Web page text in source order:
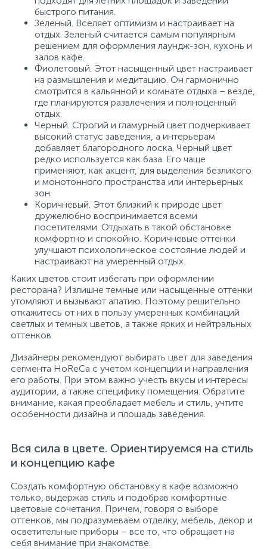
быстрого питания.
Зеленый. Вселяет оптимизм и настраивает на
отдых. Зеленый считается самым популярным
решением для оформления лаундж-зон, кухонь и
залов кафе.
Фиолетовый. Этот насыщенный цвет настраивает
на размышления и медитацию. Он гармонично
смотрится в кальянной и комнате отдыха – везде,
где планируются развлечения и полноценный
отдых.
Черный. Строгий и гламурный цвет подчеркивает
высокий статус заведения, а интерьерам
добавляет благородного лоска. Черный цвет
редко используется как база. Его чаще
применяют, как акцент, для выделения безликого
и монотонного пространства или интерьерных
зон.
Коричневый. Этот близкий к природе цвет
дружелюбно воспринимается всеми
посетителями. Отдыхать в такой обстановке
комфортно и спокойно. Коричневые оттенки
улучшают психологическое состояние людей и
настраивают на умеренный отдых.
Каких цветов стоит избегать при оформлении
ресторана? Излишне темные или насыщенные оттенки
утомляют и вызывают апатию. Поэтому решительно
откажитесь от них в пользу умеренных комбинаций
светлых и темных цветов, а также ярких и нейтральных
оттенков.
Дизайнеры рекомендуют выбирать цвет для заведения
сегмента HoReCa с учетом концепции и направления
его работы. При этом важно учесть вкусы и интересы
аудитории, а также специфику помещения. Обратите
внимание, какая преобладает мебель и стиль, учтите
особенности дизайна и площадь заведения.
Вся сила в цвете. Ориентируемся на стиль
и концепцию кафе
Создать комфортную обстановку в кафе возможно
только, выдержав стиль и подобрав комфортные
цветовые сочетания. Причем, говоря о выборе
оттенков, мы подразумеваем отделку, мебель, декор и
осветительные приборы – все то, что обращает на
себя внимание при знакомстве.